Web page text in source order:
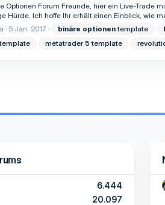
Optionen Forum Freunde, hier ein Live-Trade
Hürde. Ich hoffe Ihr erhält einen Einblick, wie
5 Jan. 2017 binäre optionentemplate
metatrader 5 template
6.444
20.097